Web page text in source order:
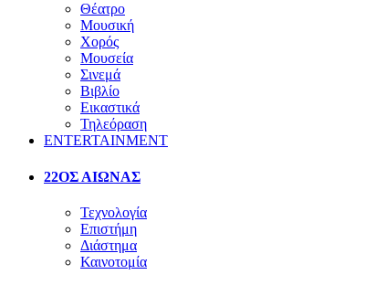
Θέατρο
Μουσική
Χορός
Μουσεία
Σινεμά
Βιβλίο
Εικαστικά
Τηλεόραση
ENTERTAINMENT
22ΟΣ ΑΙΩΝΑΣ
Τεχνολογία
Επιστήμη
Διάστημα
Καινοτομία